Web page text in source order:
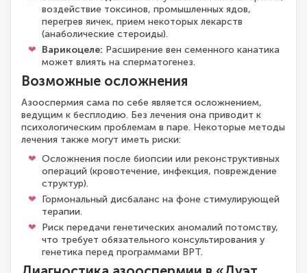
воздействие токсинов, промышленных ядов,
перегрев яичек, прием некоторых лекарств
(анаболические стероиды).
Варикоцеле: Расширение вен семенного канатика
может влиять на сперматогенез.
Возможные осложнения
Азооспермия сама по себе является осложнением,
ведущим к бесплодию. Без лечения она приводит к
психологическим проблемам в паре. Некоторые методы
лечения также могут иметь риски:
Осложнения после биопсии или реконструктивных
операций (кровотечение, инфекция, повреждение
структур).
Гормональный дисбаланс на фоне стимулирующей
терапии.
Риск передачи генетических аномалий потомству,
что требует обязательного консультирования у
генетика перед программами ВРТ.